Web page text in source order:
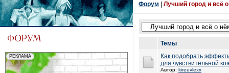
Форум Лучший город и всё
Темы
Как подобрать
для чувствительной
Автор: kireevlexx